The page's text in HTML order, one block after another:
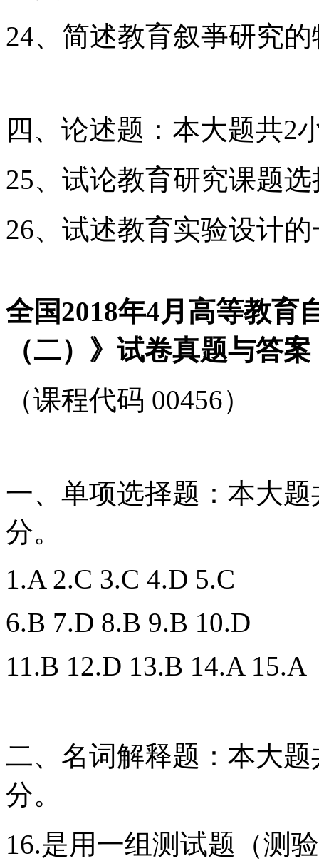
24、简述教育叙亊研究
四、论述题：本大题共2
25、试论教育研究课题
26、试述教育实验设计
全国2018年4月高等教育
（二）》试卷真题与答案
（课程代码 00456）
一、单项选择题：本大
分。
1.A 2.C 3.C 4.D 5.C
6.B 7.D 8.B 9.B 10.D
11.B 12.D 13.B 14.A 15.A
二、名词解释题：本大
分。
16.是用一组测试题（测